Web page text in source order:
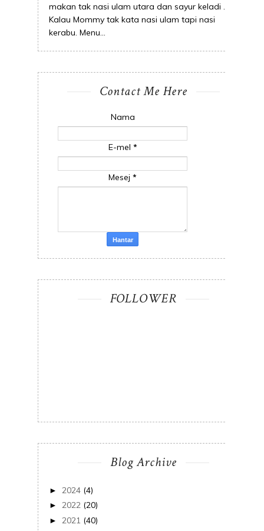
makan tak nasi ulam utara dan sayur keladi .
Kalau Mommy tak kata nasi ulam tapi nasi
kerabu. Menu...
Contact Me Here
Nama
E-mel *
Mesej *
FOLLOWER
Blog Archive
► 2024 (4)
► 2022 (20)
► 2021 (40)